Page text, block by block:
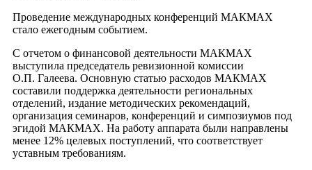
Проведение международных конференций МАКМАХ
стало ежегодным событием.
С отчетом о финансовой деятельности МАКМАХ
выступила председатель ревизионной комиссии
О.П. Галеева. Основную статью расходов МАКМАХ
составили поддержка деятельности региональных
отделений, издание методических рекомендаций,
организация семинаров, конференций и симпозиумов под
эгидой МАКМАХ. На работу аппарата были направлены
менее 12% целевых поступлений, что соответствует
уставным требованиям.